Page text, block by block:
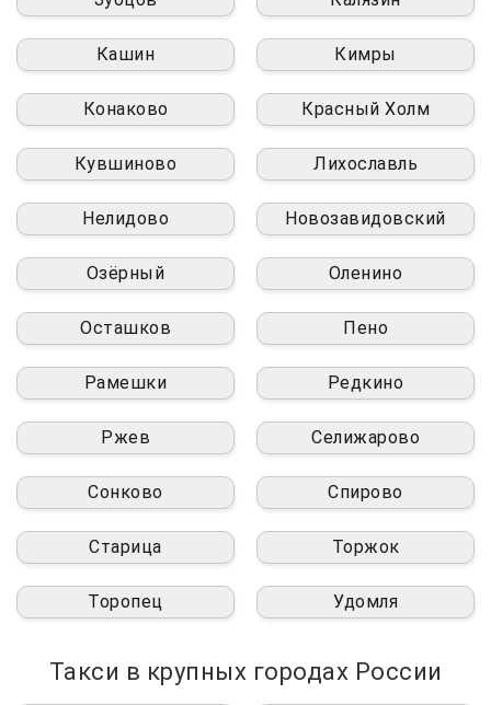
Кашин Кимры
Конаково Красный Холм
Кувшиново Лихославль
Нелидово Новозавидовский
Озёрный Оленино
Осташков Пено
Рамешки Редкино
Ржев Селижарово
Сонково Спирово
Старица Торжок
Торопец Удомля
Такси в крупных городах России